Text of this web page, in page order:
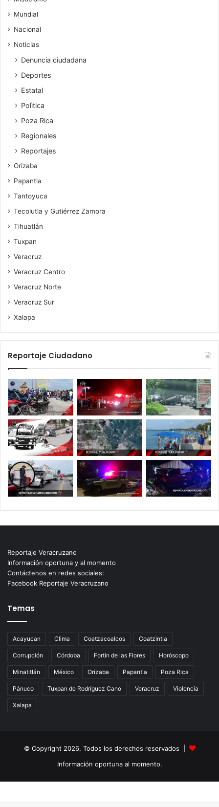
Mundial
Nacional
Noticias
Denuncia ciudadana
Deportes
Estatal
Polìtica
Poza Rica
Regionales
Reportajes
Orizaba
Papantla
Tantoyuca
Tecolutla y Gutiérrez Zamora
Tihuatlán
Tuxpan
Veracruz
Veracruz Centro
Veracruz Norte
Veracruz Sur
Xalapa
Reportaje Ciudadano
Reportaje Veracruzano
Información oportuna y al momento
Contáctenos en redes sociales:
Facebook Reportaje Veracruzano
Temas
Acayucan Clima Coatzacoalcos Coatzintla
Corrupción Córdoba Fortín de las Flores Horóscopo
Minatitlán México Orizaba Papantla Poza Rica
Pánuco Tuxpan de Rodríguez Cano Veracruz Violencia
Xalapa
© Copyright 2026, Todos los derechos reservados |
Información oportuna al momento.